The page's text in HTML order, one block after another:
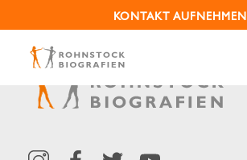
KONTAKT AUFNEHMEN